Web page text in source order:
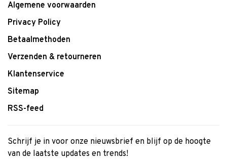
Algemene voorwaarden
Privacy Policy
Betaalmethoden
Verzenden & retourneren
Klantenservice
Sitemap
RSS-feed
Schrijf je in voor onze nieuwsbrief en blijf op de hoogte
van de laatste updates en trends!